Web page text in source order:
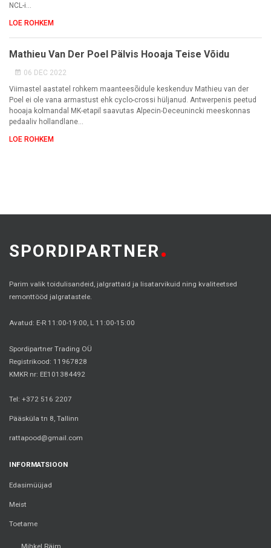
NCL-i...
LOE ROHKEM
Mathieu Van Der Poel Pälvis Hooaja Teise Võidu
06 DEC 2022
Viimastel aastatel rohkem maanteesõidule keskenduv Mathieu van der
Poel ei ole vana armastust ehk cyclo-crossi hüljanud. Antwerpenis peetud
hooaja kolmandal MK-etapil saavutas Alpecin-Deceunincki meeskonnas
pedaaliv hollandlane...
LOE ROHKEM
SPORDIPARTNER
Parim valik toidulisandeid, jalgrattaid ja lisatarvikuid ning kvaliteetsed
remonttööd jalgratastele.
Avatud: E-R 11:00-19:00, L 11:00-15:00
Spordipartner Trading OÜ
Registrikood: 11967828
KMKR nr: EE101384492
Tel: +372 516 2207
Pääsküla tn 8, Tallinn
rattapood@gmail.com
INFORMATSIOON
Edasimüüjad
Meist
Toetame
Mihkel Räim